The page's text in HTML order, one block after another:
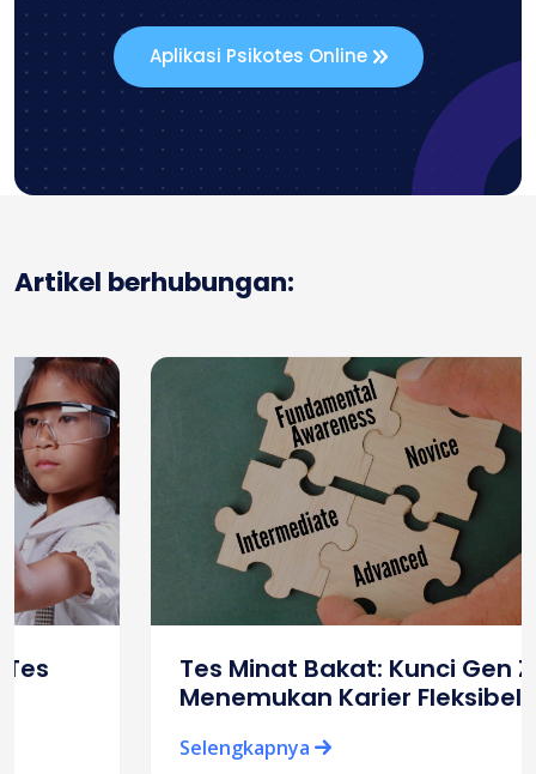
Aplikasi Psikotes Online
Artikel berhubungan:
Tes Minat Bakat: Kunci Gen Z
Menemukan Karier Fleksibel